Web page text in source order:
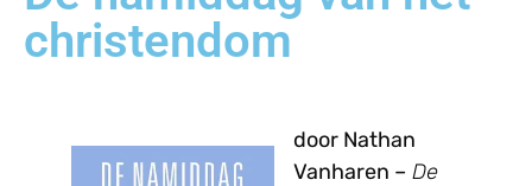
christendom
door Nathan
Vanharen – De